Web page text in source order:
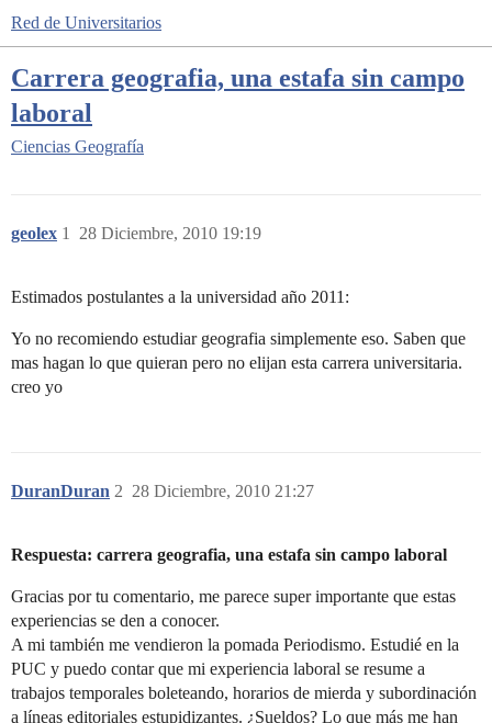
Red de Universitarios
Carrera geografia, una estafa sin campo
laboral
Ciencias Geografía
geolex 28 Diciembre, 2010 19:19
1
Estimados postulantes a la universidad año 2011:
Yo no recomiendo estudiar geografia simplemente eso. Saben que
mas hagan lo que quieran pero no elijan esta carrera universitaria.
creo yo
DuranDuran 28 Diciembre, 2010 21:27
2
Respuesta: carrera geografia, una estafa sin campo laboral
Gracias por tu comentario, me parece super importante que estas
experiencias se den a conocer.
A mi también me vendieron la pomada Periodismo. Estudié en la
PUC y puedo contar que mi experiencia laboral se resume a
trabajos temporales boleteando, horarios de mierda y subordinación
a líneas editoriales estupidizantes. ¿Sueldos? Lo que más me han